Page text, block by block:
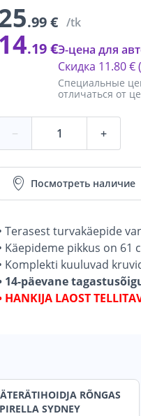
.99 € /tk
14.19 €
Специальные
отличаться от
Скидка 11.80 €
Э-цена для
− +
Посмотреть наличие
Terasest turvakäepide
Käepideme pikkus on 61
Komplekti kuuluvad
14-päevane
HANKIJA LAOST
RÕNGAS
SYDNEY